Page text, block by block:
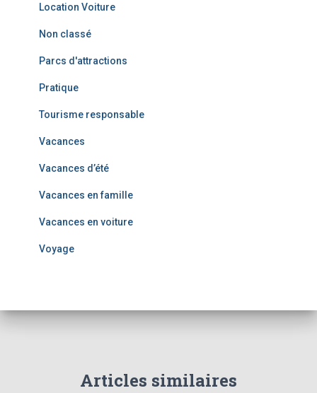
Location Voiture
Non classé
Parcs d'attractions
Pratique
Tourisme responsable
Vacances
Vacances d’été
Vacances en famille
Vacances en voiture
Voyage
Articles similaires